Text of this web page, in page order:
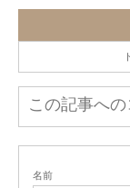
この記事への
名前